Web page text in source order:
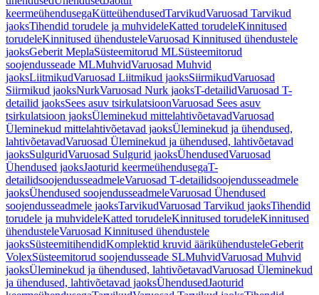
keermeühendusegaKütteühendusedTarvikudVaruosad Tarvikud
jaoksTihendid torudele ja muhvideleKatted torudeleKinnitused
torudeleKinnitused ühendusteleVaruosad Kinnitused ühendustele
jaoksGeberit MeplaSüsteemitorud MLSüsteemitorud
soojendusseade MLMuhvidVaruosad Muhvid
jaoksLiitmikudVaruosad Liitmikud jaoksSiirmikudVaruosad
Siirmikud jaoksNurkVaruosad Nurk jaoksT-detailidVaruosad T-
detailid jaoksSees asuv tsirkulatsioonVaruosad Sees asuv
tsirkulatsioon jaoksÜleminekud mittelahtivõetavadVaruosad
Üleminekud mittelahtivõetavad jaoksÜleminekud ja ühendused,
lahtivõetavadVaruosad Üleminekud ja ühendused, lahtivõetavad
jaoksSulguridVaruosad Sulgurid jaoksÜhendusedVaruosad
Ühendused jaoksJaoturid keermeühendusegaT-
detailidsoojendusseadmeleVaruosad T-detailidsoojendusseadmele
jaoksÜhendused soojendusseadmeleVaruosad Ühendused
soojendusseadmele jaoksTarvikudVaruosad Tarvikud jaoksTihendid
torudele ja muhvideleKatted torudeleKinnitused torudeleKinnitused
ühendusteleVaruosad Kinnitused ühendustele
jaoksSüsteemitihendidKomplektid kruvid äärikühendusteleGeberit
VolexSüsteemitorud soojendusseade SLMuhvidVaruosad Muhvid
jaoksÜleminekud ja ühendused, lahtivõetavadVaruosad Üleminekud
ja ühendused, lahtivõetavad jaoksÜhendusedJaoturid